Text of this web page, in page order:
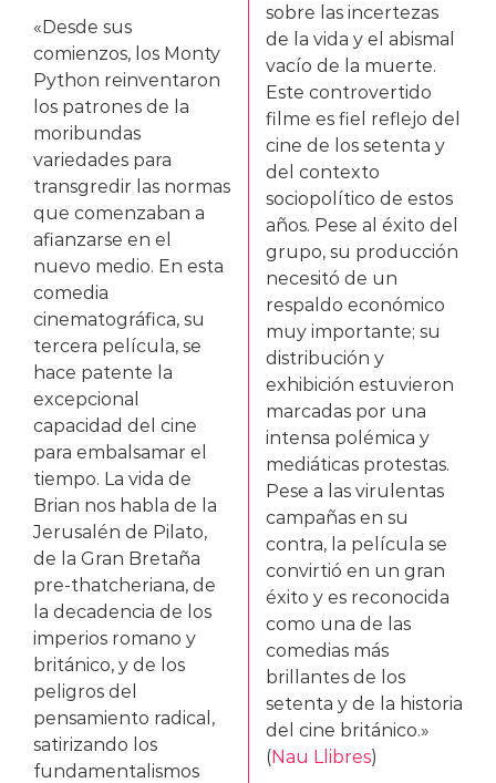
«Desde sus
comienzos, los Monty
Python reinventaron
los patrones de la
moribundas
variedades para
transgredir las normas
que comenzaban a
afianzarse en el
nuevo medio. En esta
comedia
cinematográfica, su
tercera película, se
hace patente la
excepcional
capacidad del cine
para embalsamar el
tiempo. La vida de
Brian nos habla de la
Jerusalén de Pilato,
de la Gran Bretaña
pre-thatcheriana, de
la decadencia de los
imperios romano y
británico, y de los
peligros del
pensamiento radical,
satirizando los
fundamentalismos
sobre las incertezas
de la vida y el abismal
vacío de la muerte.
Este controvertido
filme es fiel reflejo del
cine de los setenta y
del contexto
sociopolítico de estos
años. Pese al éxito del
grupo, su producción
necesitó de un
respaldo económico
muy importante; su
distribución y
exhibición estuvieron
marcadas por una
intensa polémica y
mediáticas protestas.
Pese a las virulentas
campañas en su
contra, la película se
convirtió en un gran
éxito y es reconocida
como una de las
comedias más
brillantes de los
setenta y de la historia
del cine británico.»
(Nau Llibres)